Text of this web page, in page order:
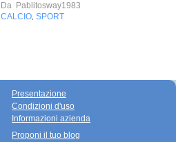
Da Pablitosway1983
CALCIO SPORT
Presentazione
Condizioni d'uso
Informazioni azienda
Proponi il tuo blog